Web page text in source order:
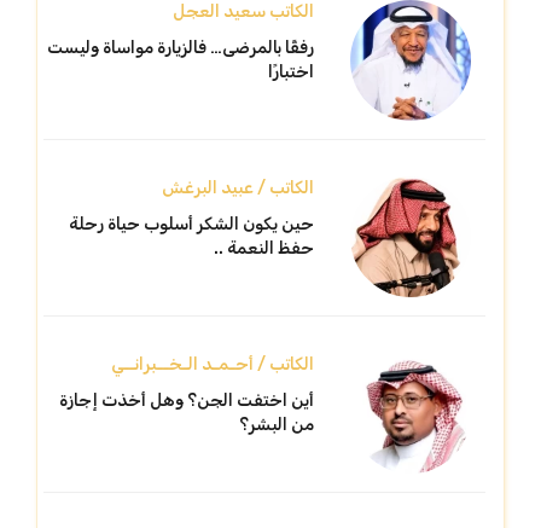
الكاتب سعيد العجل
رفقًا بالمرضى… فالزيارة مواساة وليست
اختبارًا
الكاتب / عبيد البرغش
حين يكون الشكر أسلوب حياة رحلة
حفظ النعمة ..
الكاتب / أحـمـد الـخــبرانــي
أين اختفت الجن؟ وهل أخذت إجازة
من البشر؟